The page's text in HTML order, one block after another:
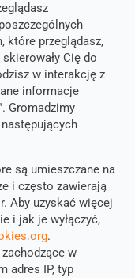
które przeglądasz,
Cię do
w interakcję z
informacje
Gromadzimy
są umieszczane na
i często zawierają
Aby uzyskać więcej
i jak je wyłączyć,
.
zachodzące w
adres IP, typ